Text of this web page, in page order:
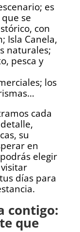
es
se
con
Isla Canela,
naturales;
pesca y
los
cada
su
en
elegir
días para
contigo:
que